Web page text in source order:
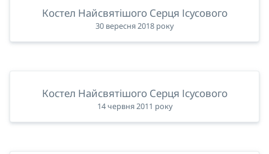
Костел Найсвятішого Серця Ісусового
30 вересня 2018 року
Костел Найсвятішого Серця Ісусового
14 червня 2011 року